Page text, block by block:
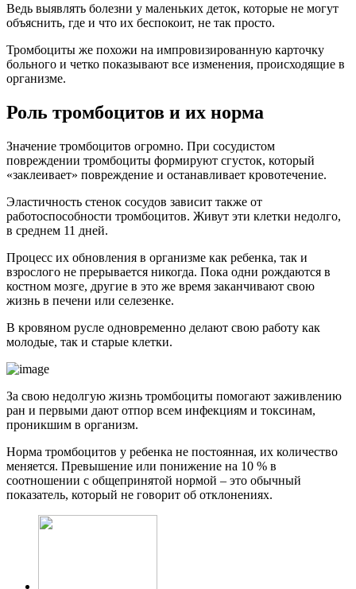
Ведь выявлять болезни у маленьких деток, которые не могут
объяснить, где и что их беспокоит, не так просто.
Тромбоциты же похожи на импровизированную карточку
больного и четко показывают все изменения, происходящие в
организме.
Роль тромбоцитов и их норма
Значение тромбоцитов огромно. При сосудистом
повреждении тромбоциты формируют сгусток, который
«заклеивает» повреждение и останавливает кровотечение.
Эластичность стенок сосудов зависит также от
работоспособности тромбоцитов. Живут эти клетки недолго,
в среднем 11 дней.
Процесс их обновления в организме как ребенка, так и
взрослого не прерывается никогда. Пока одни рождаются в
костном мозге, другие в это же время заканчивают свою
жизнь в печени или селезенке.
В кровяном русле одновременно делают свою работу как
молодые, так и старые клетки.
За свою недолгую жизнь тромбоциты помогают заживлению
ран и первыми дают отпор всем инфекциям и токсинам,
проникшим в организм.
Норма тромбоцитов у ребенка не постоянная, их количество
меняется. Превышение или понижение на 10 % в
соотношении с общепринятой нормой – это обычный
показатель, который не говорит об отклонениях.